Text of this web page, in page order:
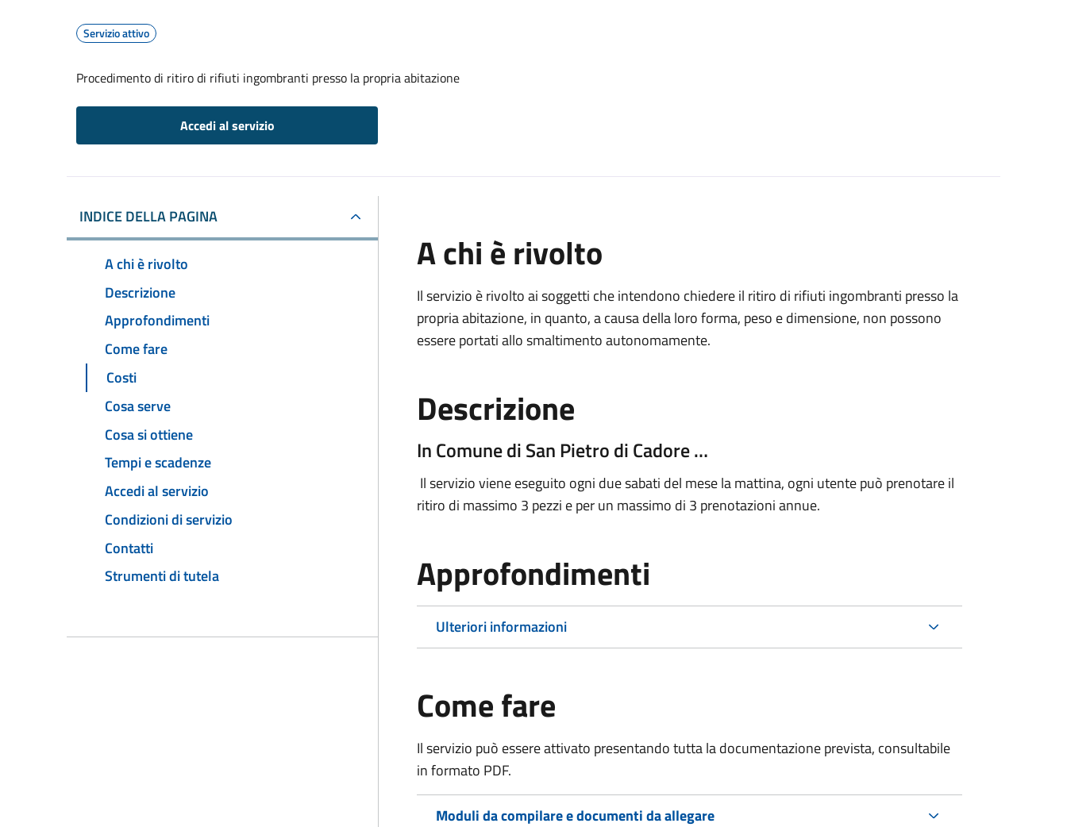
Servizio attivo
Procedimento di ritiro di rifiuti ingombranti presso la propria abitazione
Accedi al servizio
INDICE DELLA PAGINA
A chi è rivolto
Descrizione
Approfondimenti
Come fare
Costi
Cosa serve
Cosa si ottiene
Tempi e scadenze
Accedi al servizio
Condizioni di servizio
Contatti
Strumenti di tutela
A chi è rivolto
Il servizio è rivolto ai soggetti che intendono chiedere il ritiro di rifiuti ingombranti presso la
propria abitazione, in quanto, a causa della loro forma, peso e dimensione, non possono
essere portati allo smaltimento autonomamente.
Descrizione
In Comune di San Pietro di Cadore …
Il servizio viene eseguito ogni due sabati del mese la mattina, ogni utente può prenotare il
ritiro di massimo 3 pezzi e per un massimo di 3 prenotazioni annue.
Approfondimenti
Ulteriori informazioni
Come fare
Il servizio può essere attivato presentando tutta la documentazione prevista, consultabile
in formato PDF.
Moduli da compilare e documenti da allegare